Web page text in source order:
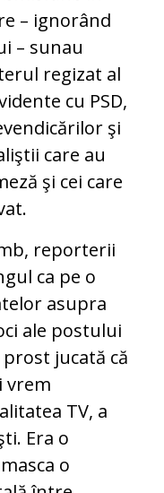
– ignorând
– sunau
regizat al
cu PSD,
şi
care au
şi cei care
reporterii
ca pe o
asupra
ale postului
jucată că
vrem
TV, a
Era o
o